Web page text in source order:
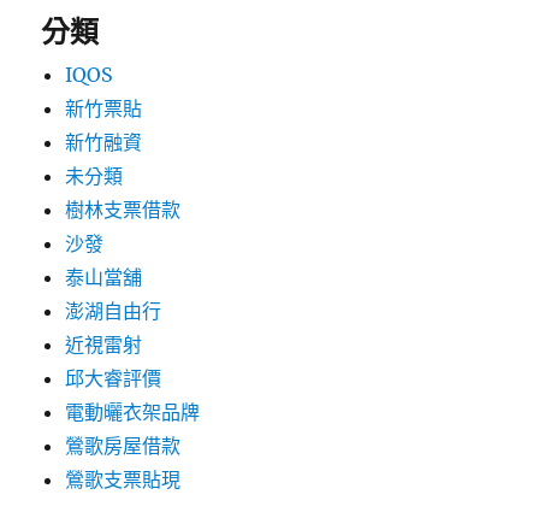
分類
IQOS
新竹票貼
新竹融資
未分類
樹林支票借款
沙發
泰山當舖
澎湖自由行
近視雷射
邱大睿評價
電動曬衣架品牌
鶯歌房屋借款
鶯歌支票貼現